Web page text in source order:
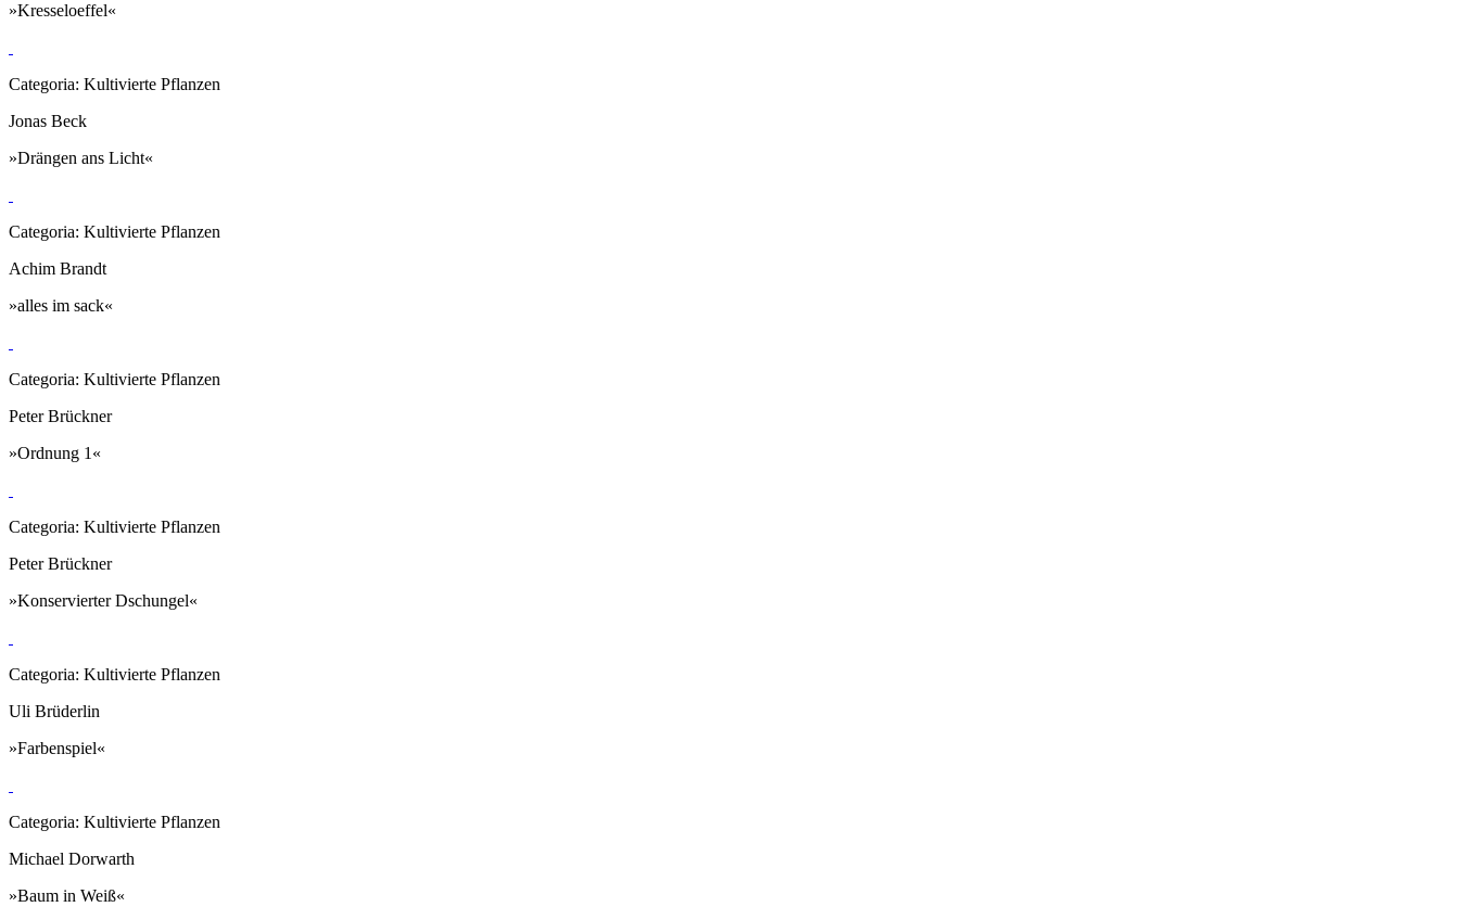
»Kresseloeffel«
Categoria: Kultivierte Pflanzen
Jonas Beck
»Drängen ans Licht«
Categoria: Kultivierte Pflanzen
Achim Brandt
»alles im sack«
Categoria: Kultivierte Pflanzen
Peter Brückner
»Ordnung 1«
Categoria: Kultivierte Pflanzen
Peter Brückner
»Konservierter Dschungel«
Categoria: Kultivierte Pflanzen
Uli Brüderlin
»Farbenspiel«
Categoria: Kultivierte Pflanzen
Michael Dorwarth
»Baum in Weiß«